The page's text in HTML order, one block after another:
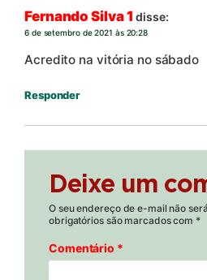
Fernando Silva 1 disse:
6 de setembro de 2021 às 20:28
Acredito na vitória no sábado
Responder
Deixe um
O seu endereço de e-mail não
obrigatórios são marcados com *
Comentário *